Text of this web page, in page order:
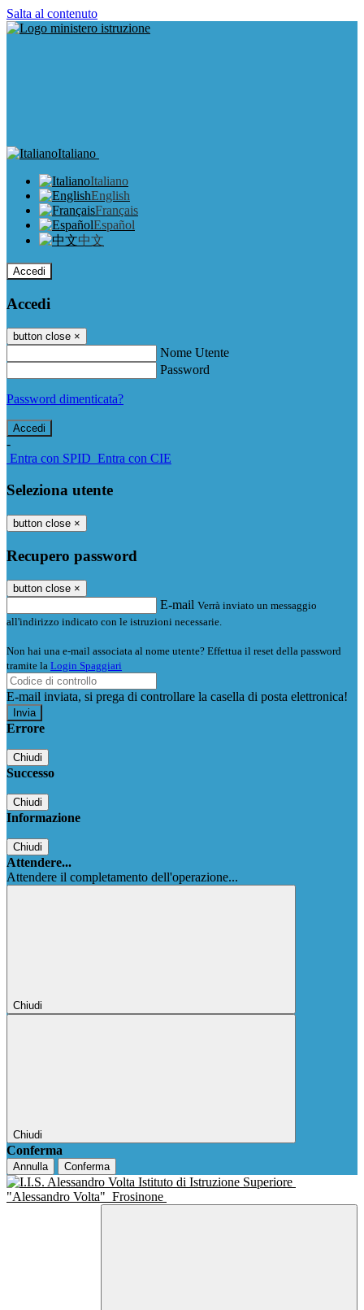
Salta al contenuto
Italiano
Italiano
English
Français
Español
中文
Accedi
Accedi
button close ×
Nome Utente
Password
Password dimenticata?
-
Entra con SPID Entra con CIE
Seleziona utente
button close ×
Recupero password
button close ×
E-mail Verrà inviato un messaggio
all'indirizzo indicato con le istruzioni necessarie.
Non hai una e-mail associata al nome utente? Effettua il reset della password
tramite la Login Spaggiari
E-mail inviata, si prega di controllare la casella di posta elettronica!
Errore
Chiudi
Successo
Chiudi
Informazione
Chiudi
Attendere...
Attendere il completamento dell'operazione...
Chiudi
Chiudi
Conferma
Annulla Conferma
Istituto di Istruzione Superiore
"Alessandro Volta" Frosinone